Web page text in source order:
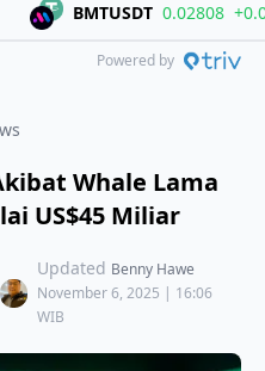
BMTUSDT 0.02808
Powered by
Whale Lama
US$45 Miliar
Updated Benny Hawe
November 6, 2025 | 16:06
WIB